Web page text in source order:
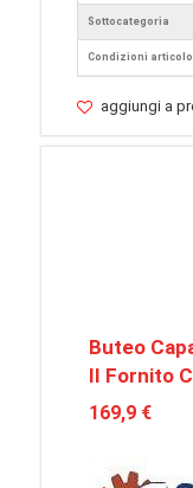
Sottocategoria
Condizioni articolo
aggiungi a
Buteo
II Fornito
169,9 €